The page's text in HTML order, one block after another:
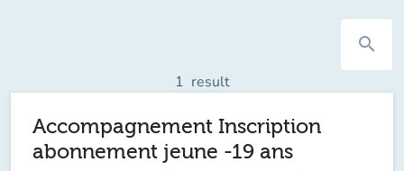
search
1 result
Accompagnement Inscription
abonnement jeune -19 ans